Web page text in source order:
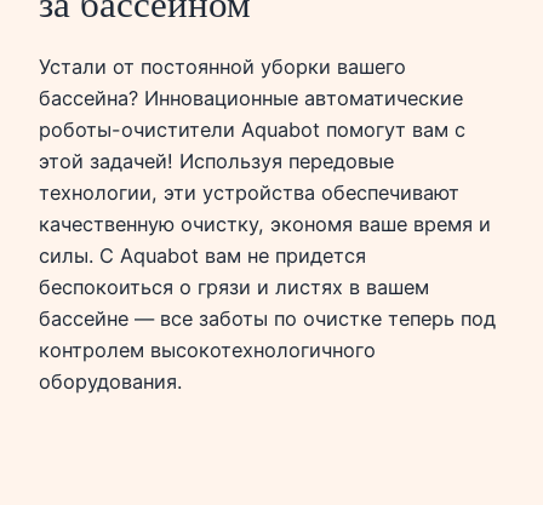
Устали от постоянной уборки вашего
бассейна? Инновационные автоматические
роботы-очистители Aquabot помогут вам с
этой задачей! Используя передовые
технологии, эти устройства обеспечивают
качественную очистку, экономя ваше время и
силы. С Aquabot вам не придется
беспокоиться о грязи и листях в вашем
бассейне — все заботы по очистке теперь под
контролем высокотехнологичного
оборудования.